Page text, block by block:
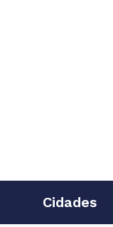
Cidades